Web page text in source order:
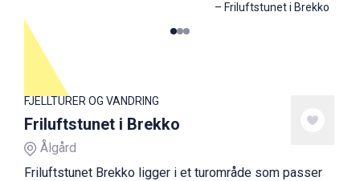
– Friluftstunet i Brekko
012
FJELLTURER OG VANDRING
Friluftstunet i Brekko
Ålgård
Friluftstunet Brekko ligger i et turområde som passer